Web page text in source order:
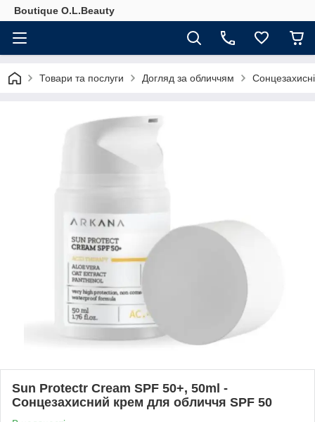
Boutique O.L.Beauty
Товари та послуги Догляд за обличчям
Sun Protectr Cream SPF 50+, 50ml -
Сонцезахисний крем для обличчя SPF 50